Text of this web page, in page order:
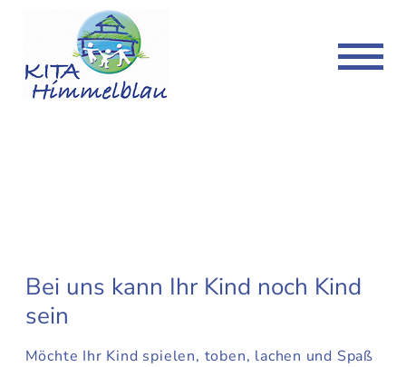
Bei uns kann Ihr Kind noch Kind
sein
Möchte Ihr Kind spielen, toben, lachen und Spaß
Kita Volksdorf
Kita
Downloads
Kita Duvenstedt
Kita
Downloads